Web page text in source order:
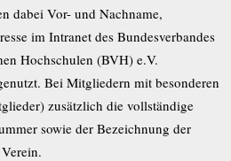
dabei Vor- und Nachname,
im Intranet des Bundesverbandes
Hochschulen (BVH) e.V.
Bei Mitgliedern mit besonderen
zusätzlich die vollständige
sowie der Bezeichnung der